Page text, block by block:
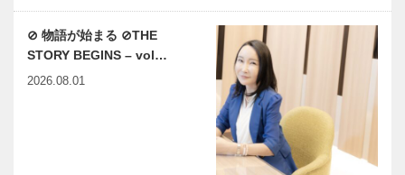
⊘ 物語が始まる ⊘THE
STORY BEGINS – vol…
2026.08.01